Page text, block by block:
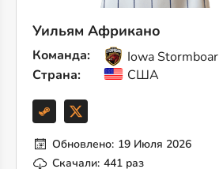
Уильям Африкано
Команда:
Iowa Stormboar
Страна:
США
Обновлено: 19 Июля 2026
Скачали: 441 раз